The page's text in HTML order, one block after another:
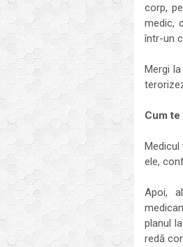
corp,
medic,
într-un
Mergi
Cum
ele,
Apoi,
planul
redă